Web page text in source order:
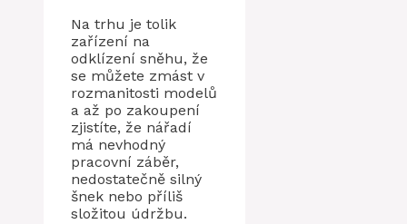
Na trhu je tolik
zařízení na
odklízení sněhu, že
se můžete zmást v
rozmanitosti modelů
a až po zakoupení
zjistíte, že nářadí
má nevhodný
pracovní záběr,
nedostatečně silný
šnek nebo příliš
složitou údržbu.